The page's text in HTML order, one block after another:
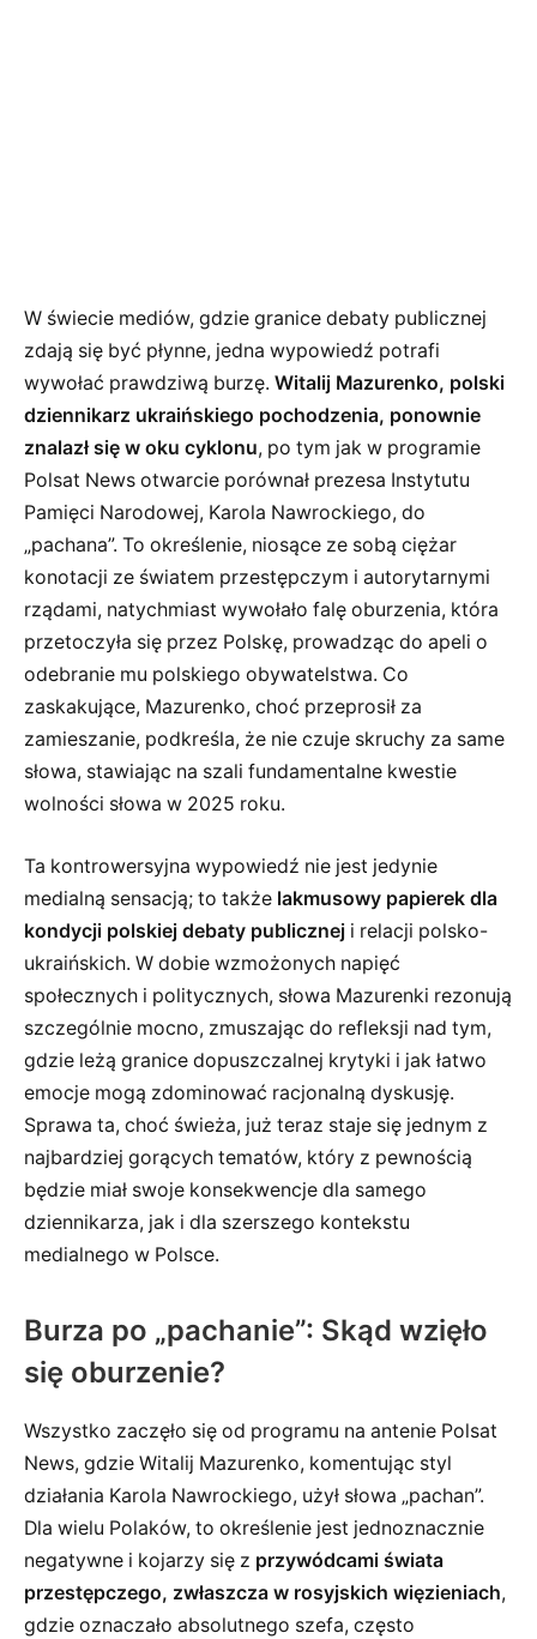
W świecie mediów, gdzie granice debaty publicznej
zdają się być płynne, jedna wypowiedź potrafi
wywołać prawdziwą burzę. Witalij Mazurenko, polski
dziennikarz ukraińskiego pochodzenia, ponownie
znalazł się w oku cyklonu, po tym jak w programie
Polsat News otwarcie porównał prezesa Instytutu
Pamięci Narodowej, Karola Nawrockiego, do
„pachana”. To określenie, niosące ze sobą ciężar
konotacji ze światem przestępczym i autorytarnymi
rządami, natychmiast wywołało falę oburzenia, która
przetoczyła się przez Polskę, prowadząc do apeli o
odebranie mu polskiego obywatelstwa. Co
zaskakujące, Mazurenko, choć przeprosił za
zamieszanie, podkreśla, że nie czuje skruchy za same
słowa, stawiając na szali fundamentalne kwestie
wolności słowa w 2025 roku.
Ta kontrowersyjna wypowiedź nie jest jedynie
medialną sensacją; to także lakmusowy papierek dla
kondycji polskiej debaty publicznej i relacji polsko-
ukraińskich. W dobie wzmożonych napięć
społecznych i politycznych, słowa Mazurenki rezonują
szczególnie mocno, zmuszając do refleksji nad tym,
gdzie leżą granice dopuszczalnej krytyki i jak łatwo
emocje mogą zdominować racjonalną dyskusję.
Sprawa ta, choć świeża, już teraz staje się jednym z
najbardziej gorących tematów, który z pewnością
będzie miał swoje konsekwencje dla samego
dziennikarza, jak i dla szerszego kontekstu
medialnego w Polsce.
Burza po „pachanie”: Skąd wzięło
się oburzenie?
Wszystko zaczęło się od programu na antenie Polsat
News, gdzie Witalij Mazurenko, komentując styl
działania Karola Nawrockiego, użył słowa „pachan”.
Dla wielu Polaków, to określenie jest jednoznacznie
negatywne i kojarzy się z przywódcami świata
przestępczego, zwłaszcza w rosyjskich więzieniach,
gdzie oznaczało absolutnego szefa, często